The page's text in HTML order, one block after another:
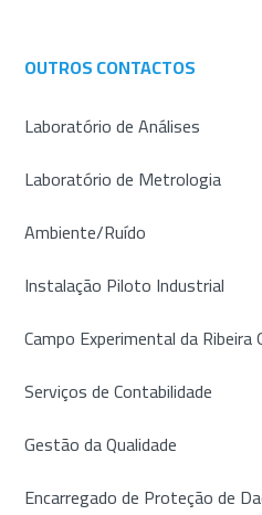
OUTROS CONTACTOS
Laboratório de Análises
Laboratório de Metrologia
Ambiente/Ruído
Instalação Piloto Industrial
Campo Experimental da Ribeira
Serviços de Contabilidade
Gestão da Qualidade
Encarregado de Proteção de